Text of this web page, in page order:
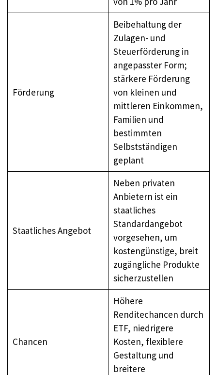
Förderung
Beibehaltung der
Zulagen- und
Steuerförderung in
angepasster Form;
stärkere Förderung
von kleinen und
mittleren Einkommen,
Familien und
bestimmten
Selbstständigen
geplant
Staatliches Angebot
Neben privaten
Anbietern ist ein
staatliches
Standardangebot
vorgesehen, um
kostengünstige, breit
zugängliche Produkte
sicherzustellen
Chancen
Höhere
Renditechancen durch
ETF, niedrigere
Kosten, flexiblere
Gestaltung und
breitere